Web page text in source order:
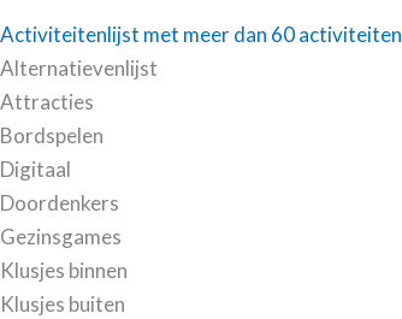
Activiteitenlijst met meer dan 60 activiteiten
Alternatievenlijst
Attracties
Bordspelen
Digitaal
Doordenkers
Gezinsgames
Klusjes binnen
Klusjes buiten